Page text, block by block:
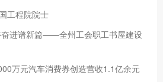
工程院院士
进谱新篇——全州工会职工书屋建设
万元汽车消费券创造营收1.1亿余元